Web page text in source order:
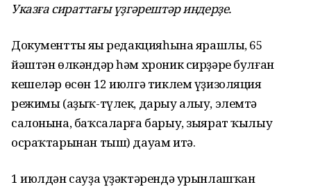
Указға сираттағы үҙгәрештәр индерҙе.
Документтың яңы редакцияһына ярашлы, 65
йәштән өлкәндәр һәм хроник сирҙәре булған
кешеләр өсөн 12 июлгә тиклем үҙизоляция
режимы (аҙыҡ-түлек, дарыу алыу, элемтә
салонына, баҡсаларға барыу, зыярат ҡылыу
осраҡтарынан тыш) дауам итә.
1 июлдән сауҙа үҙәктәрендә урынлашҡан